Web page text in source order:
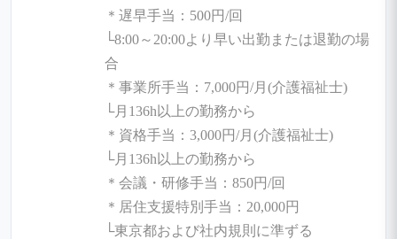
＊遅早手当：500円/回
└8:00～20:00より早い出勤または退勤の場
合
＊事業所手当：7,000円/月(介護福祉士)
└月136h以上の勤務から
＊資格手当：3,000円/月(介護福祉士)
└月136h以上の勤務から
＊会議・研修手当：850円/回
＊居住支援特別手当：20,000円
└東京都および社内規則に準ずる